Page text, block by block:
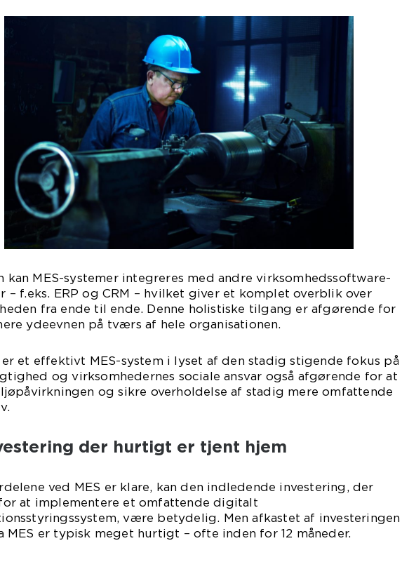
kan MES-systemer integreres med andre virksomhedssoftware-
– f.eks. ERP og CRM – hvilket giver et komplet overblik over
fra ende til ende. Denne holistiske tilgang er afgørende for
ydeevnen på tværs af hele organisationen.
et effektivt MES-system i lyset af den stadig stigende fokus på
og virksomhedernes sociale ansvar også afgørende for at
og sikre overholdelse af stadig mere omfattende
der hurtigt er tjent hjem
ved MES er klare, kan den indledende investering, der
at implementere et omfattende digitalt
være betydelig. Men afkastet af investeringen
MES er typisk meget hurtigt – ofte inden for 12 måneder.